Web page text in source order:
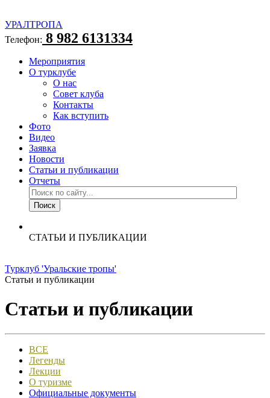
УРАЛТРОПА
Телефон: 8 982 6131334
Мероприятия
О турклубе
О нас
Совет клуба
Контакты
Как вступить
Фото
Видео
Заявка
Новости
Статьи и публикации
Отчеты
СТАТЬИ И ПУБЛИКАЦИИ
Турклуб 'Уральские тропы'
Статьи и публикации
Статьи и публикации
ВСЕ
Легенды
Лекции
О туризме
Официальные документы